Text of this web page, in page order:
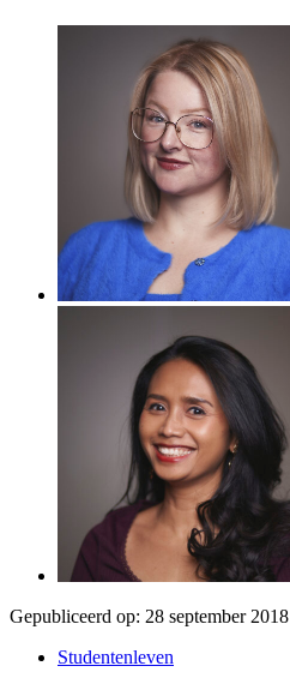
Gepubliceerd op: 28 september 2018
Studentenleven